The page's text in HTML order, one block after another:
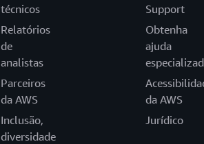
técnicos
Relatórios
de
analistas
Parceiros
da AWS
Inclusão,
diversidade
Support
Obtenha
ajuda
da AWS
Jurídico